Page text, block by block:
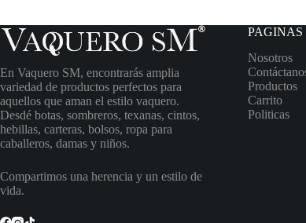
En Vaquero SM, encontrarás amplia
variedad de productos perfectos para
aquellos que aman el estilo vaquero.
Desdé botas, sombreros, texanas, cintos,
hebillas, carteras, bolsos, ropa para
caballeros, damas y niños.
Compartimos una herencia y un estilo de
vida.
PAGINAS
Nosotros
Productos
Carrito
Politicas